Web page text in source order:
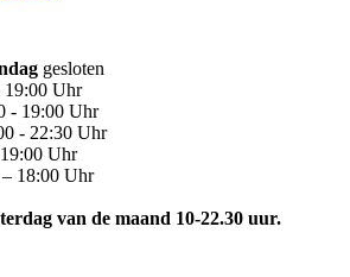
gesloten
19:00 Uhr
- 19:00 Uhr
- 22:30 Uhr
Uhr
18:00 Uhr
van de maand 10-22.30 uur.